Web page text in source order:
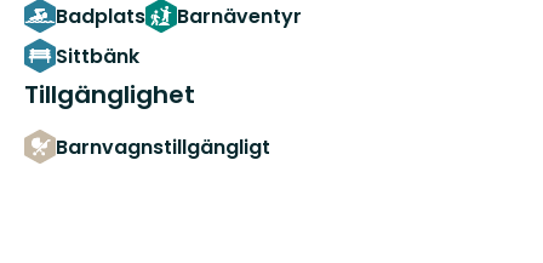
Badplats
Barnäventyr
Sittbänk
Tillgänglighet
Barnvagnstillgängligt